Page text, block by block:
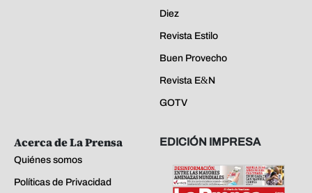
Diez
Revista Estilo
Buen Provecho
Revista E&N
GOTV
Acerca de La Prensa
Quiénes somos
Políticas de Privacidad
EDICIÓN IMPRESA